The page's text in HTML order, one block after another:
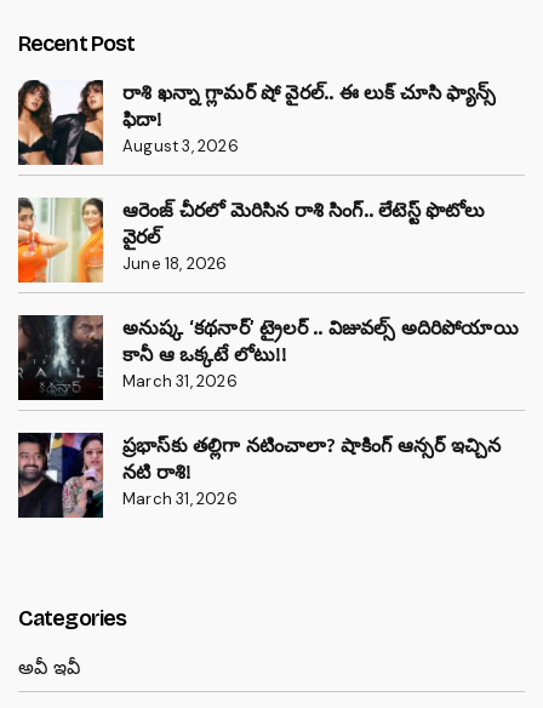
Recent Post
రాశి ఖన్నా గ్లామర్ షో వైరల్.. ఈ లుక్ చూసి ఫ్యాన్స్
ఫిదా!
August 3, 2026
ఆరెంజ్ చీరలో మెరిసిన రాశి సింగ్.. లేటెస్ట్ ఫొటోలు
వైరల్
June 18, 2026
అనుష్క ‘కథనార్’ ట్రైలర్ .. విజువల్స్ అదిరిపోయాయి
కానీ ఆ ఒక్కటే లోటు!!
March 31, 2026
ప్రభాస్‌కు తల్లిగా నటించాలా? షాకింగ్ ఆన్సర్ ఇచ్చిన
నటి రాశి!
March 31, 2026
Categories
అవీ ఇవీ